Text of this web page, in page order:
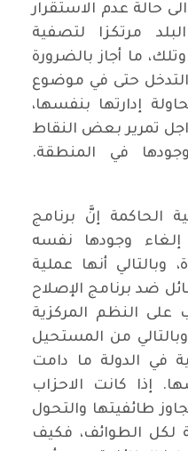
حالة عدم الاستقرار
مرتكزا لتصفية
ما أجاز بالضرورة
التدخل حتى في موضوع
إدارتها بنفسها،
تمرير بعض النقاط
في المنطقة.
الحاكمة إنَّ برنامج
وجودها نفسه
أنها عملية
ضد برنامج الإصلاح
على النظم المركزية
من المستحيل
في الدولة ما دامت
إذا كانت الاحزاب
طائفيتها والتحول
لكل الطوائف، فكيف